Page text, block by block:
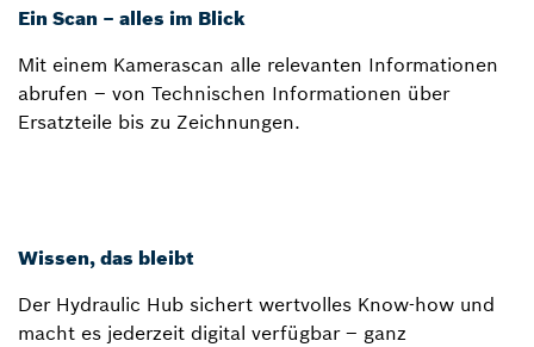
Ein Scan – alles im Blick
Mit einem Kamerascan alle relevanten Informationen
abrufen – von Technischen Informationen über
Ersatzteile bis zu Zeichnungen.
Wissen, das bleibt
Der Hydraulic Hub sichert wertvolles Know-how und
macht es jederzeit digital verfügbar – ganz